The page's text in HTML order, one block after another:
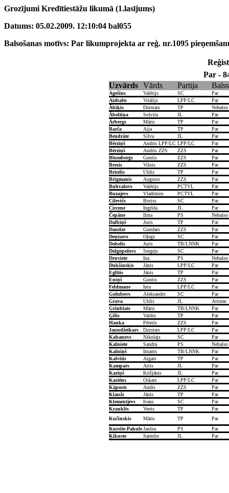
Grozījumi Kredītiestāžu likumā (1.lasījums)
Datums: 05.02.2009. 12:10:04 bal055
Balsošanas motīvs: Par likumprojekta ar reģ. nr.1095
Par -
Uzvārds
Vārds Partija Balss
Agešins Valērijs SC
Par
Aizbalts
Vitālijs LPP/LC
Par
Ābiķis
Dzintars TP
Nebalso
Āboltiņa
Solvita JL
Par
Ārbergs
Māris TP
Par
Barča
Aija TP
Par
Bendrāte
Silva JL
Par
Bērziņš
Andris LPP/LC LPP/LC
Par
Bērziņš
Andris ZZS ZZS
Par
Blumbergs
Guntis ZZS
Par
Bresis
Vilnis ZZS
Par
Briedis
Uldis TP
Par
Brigmanis
Augusts ZZS
Par
Buhvalovs
Valērijs PCTVL
Par
Buzajevs
Vladimirs PCTVL
Par
Cilevičs
Boriss SC
Par
Circene
Ingrīda JL
Par
Čepāne
Ilma PS
Nebalso
Dalbiņš
Juris TP
Par
Daudze
Gundars ZZS
Par
Deņisovs
Oļegs SC
Par
Dobelis
Juris TB/LNNK
Par
Dolgopolovs
Sergejs SC
Par
Druviete
Ina PS
Nebalso
Dukšinskis
Jānis LPP/LC
Par
Eglītis
Jānis TP
Par
Eniņš
Guntis ZZS
Par
Feldmane
Inta LPP/LC
Par
Golubovs
Aleksandrs SC
Par
Grava
Uldis JL
Atturas
Grīnblats
Māris TB/LNNK
Par
Ģīlis
Valdis TP
Par
Hanka
Pēteris ZZS
Par
Jaundžeikars
Dzintars LPP/LC
Par
Kabanovs
Nikolajs SC
Par
Kalniete
Sandra PS
Nebalso
Kalniņš
Imants TB/LNNK
Par
Kalvītis
Aigars TP
Par
Kampars
Artis JL
Par
Kariņš
Krišjānis JL
Par
Kastēns
Oskars LPP/LC
Par
Kāposts
Andis ZZS
Par
Klaužs
Jānis TP
Par
Klementjevs
Ivans SC
Par
Krauklis
Vents TP
Par
Kučinskis
Māris TP
Par
Kursīte-Pakule Janīna PS
Par
Ķikuste
Sarmīte JL Par